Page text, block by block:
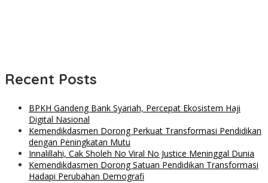
Recent Posts
BPKH Gandeng Bank Syariah, Percepat Ekosistem Haji
Digital Nasional
Kemendikdasmen Dorong Perkuat Transformasi Pendidikan
dengan Peningkatan Mutu
Innalillahi, Cak Sholeh No Viral No Justice Meninggal Dunia
Kemendikdasmen Dorong Satuan Pendidikan Transformasi
Hadapi Perubahan Demografi